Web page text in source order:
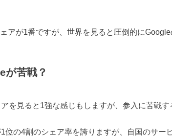
アが1番ですが、世界を見ると圧倒的に
が苦戦？
を見ると1強な感じもしますが、参入に苦戦す
位の4割のシェア率を誇りますが、自国のサー